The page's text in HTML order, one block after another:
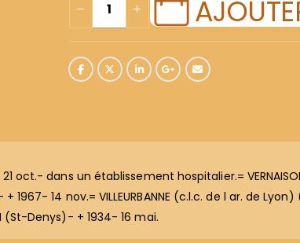
21 oct.- dans un établissement hospitalier.=
1967- 14 nov.= VILLEURBANNE (c.l.c. de l ar. de
(St-Denys)- + 1934- 16 mai.